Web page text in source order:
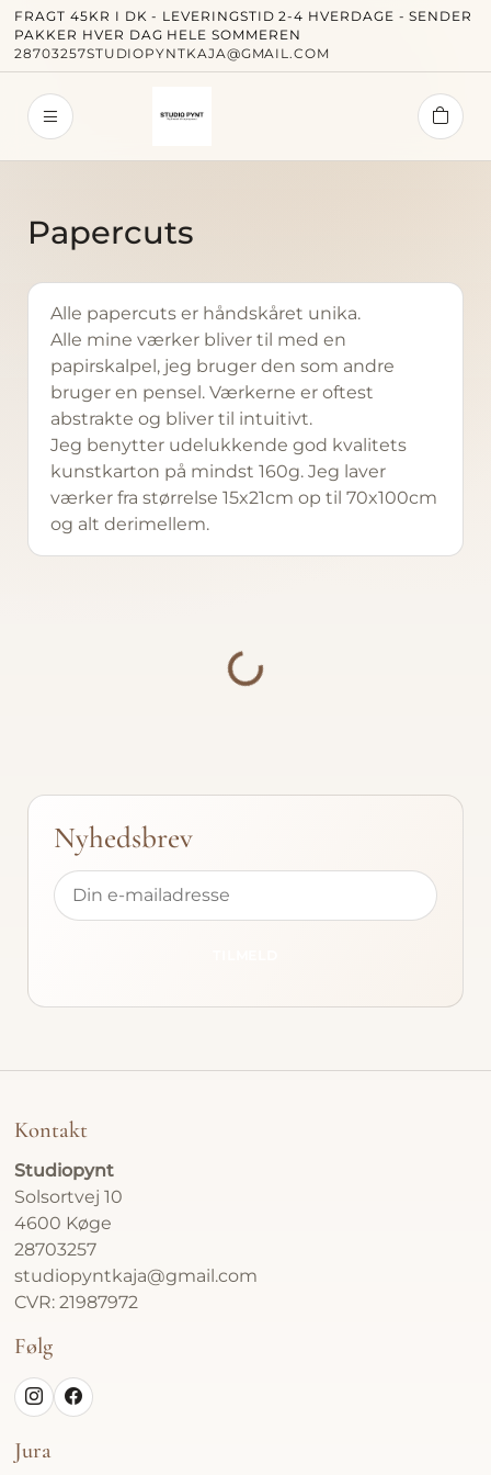
FRAGT 45KR I DK - LEVERINGSTID 2-4 HVERDAGE - SENDER
PAKKER HVER DAG HELE SOMMEREN
28703257STUDIOPYNTKAJA@GMAIL.COM
Papercuts
Alle papercuts er håndskåret unika.
Alle mine værker bliver til med en
papirskalpel, jeg bruger den som andre
bruger en pensel. Værkerne er oftest
abstrakte og bliver til intuitivt.
Jeg benytter udelukkende god kvalitets
kunstkarton på mindst 160g. Jeg laver
værker fra størrelse 15x21cm op til 70x100cm
og alt derimellem.
Indlæser...
Nyhedsbrev
Kontakt
Studiopynt
Solsortvej 10
4600 Køge
28703257
studiopyntkaja@gmail.com
CVR: 21987972
Følg
Jura